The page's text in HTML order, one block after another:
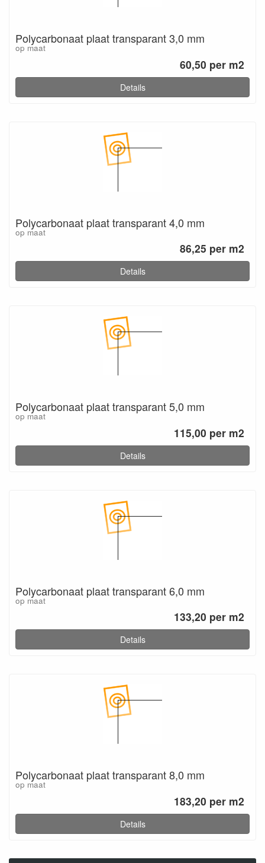
Polycarbonaat plaat transparant 3,0 mm
op maat
60,50 per m2
Details
Polycarbonaat plaat transparant 4,0 mm
op maat
86,25 per m2
Details
Polycarbonaat plaat transparant 5,0 mm
op maat
115,00 per m2
Details
Polycarbonaat plaat transparant 6,0 mm
op maat
133,20 per m2
Details
Polycarbonaat plaat transparant 8,0 mm
op maat
183,20 per m2
Details